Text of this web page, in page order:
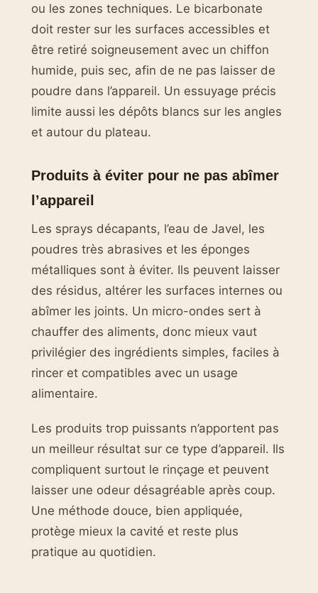
ou les zones techniques. Le bicarbonate
doit rester sur les surfaces accessibles et
être retiré soigneusement avec un chiffon
humide, puis sec, afin de ne pas laisser de
poudre dans l’appareil. Un essuyage précis
limite aussi les dépôts blancs sur les angles
et autour du plateau.
Produits à éviter pour ne pas abîmer
l’appareil
Les sprays décapants, l’eau de Javel, les
poudres très abrasives et les éponges
métalliques sont à éviter. Ils peuvent laisser
des résidus, altérer les surfaces internes ou
abîmer les joints. Un micro-ondes sert à
chauffer des aliments, donc mieux vaut
privilégier des ingrédients simples, faciles à
rincer et compatibles avec un usage
alimentaire.
Les produits trop puissants n’apportent pas
un meilleur résultat sur ce type d’appareil. Ils
compliquent surtout le rinçage et peuvent
laisser une odeur désagréable après coup.
Une méthode douce, bien appliquée,
protège mieux la cavité et reste plus
pratique au quotidien.